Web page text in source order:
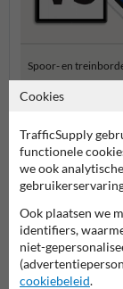
Spoor- en
Cookies
TrafficSupply
functionele
we ook
Ook plaatsen we
identifiers,
niet-
cookiebeleid.